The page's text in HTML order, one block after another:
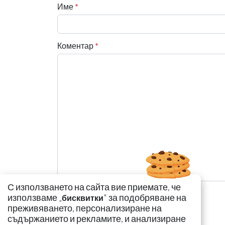
Име *
Коментар *
С използването на сайта вие приемате, че
използваме „бисквитки" за подобряване на
преживяването, персонализиране на
съдържанието и рекламите, и анализиране